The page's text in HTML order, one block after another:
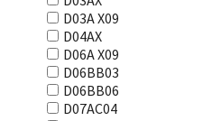
D03A X09
D04AX
D06A X09
D06BB03
D06BB06
D07AC04